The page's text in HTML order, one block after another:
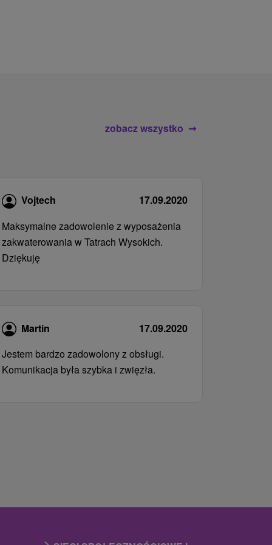
zobacz wszystko
Vojtech
17.09.2020
Maksymalne zadowolenie z wyposażenia
zakwaterowania w Tatrach Wysokich.
Dziękuję
Martin
17.09.2020
Jestem bardzo zadowolony z obsługi.
Komunikacja była szybka i zwięzła.